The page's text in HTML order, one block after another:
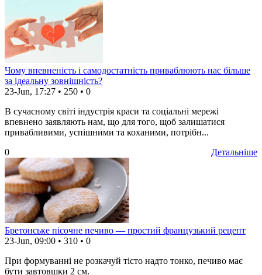
Чому впевненість і самодостатність приваблюють нас більше
за ідеальну зовнішність?
23-Jun, 17:27 • 250 • 0
В сучасному світі індустрія краси та соціальні мережі
впевнено заявляють нам, що для того, щоб залишатися
привабливими, успішними та коханими, потрібн...
Детальніше
0
Бретонське пісочне печиво — простий французький рецепт
23-Jun, 09:00 • 310 • 0
При формуванні не розкачуй тісто надто тонко, печиво має
бути завтовшки 2 см.